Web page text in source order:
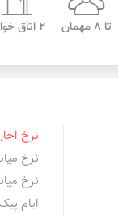
تا 8 مهمان 2 اتاق خواب
نرخ
نرخ میانگین
نرخ میانگین
ایام